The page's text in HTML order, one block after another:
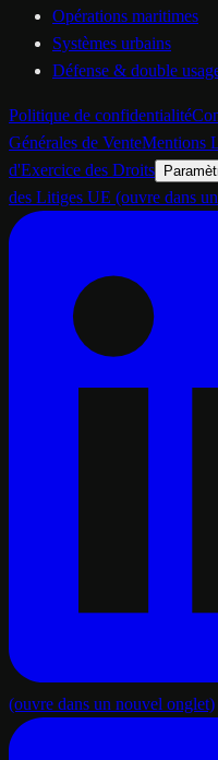
Opérations maritimes
Systèmes urbains
Défense & double
Politique de confidentialité
Générales de VenteMentions
d'Exercice des Droits
des Litiges UE (ouvre dans
(ouvre dans un nouvel onglet)